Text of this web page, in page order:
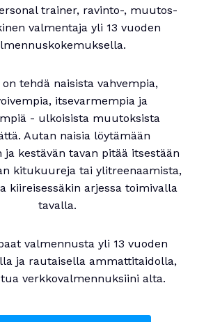
trainer, ravinto-, muutos-
valmentaja yli 13 vuoden
on tehdä naisista vahvempia,
itsevarmempia ja
- ulkoisista muutoksista
Autan naisia löytämään
ja kestävän tavan pitää itsestään
kitukuureja tai ylitreenaamista,
kiireisessäkin arjessa toimivalla
tavalla.
valmennusta yli 13 vuoden
ja rautaisella ammattitaidolla,
verkkovalmennuksiini alta.